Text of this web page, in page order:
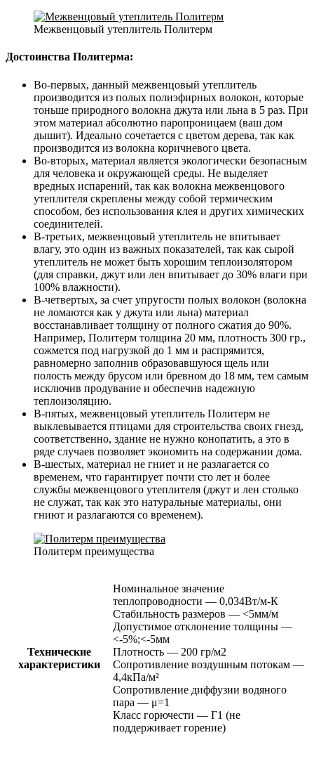
Межвенцовый утеплитель Политерм
Достоинства Политерма:
Во-первых, данный межвенцовый утеплитель
производится из полых полиэфирных волокон, которые
тоньше природного волокна джута или льна в 5 раз. При
этом материал абсолютно паропроницаем (ваш дом
дышит). Идеально сочетается с цветом дерева, так как
производится из волокна коричневого цвета.
Во-вторых, материал является экологически безопасным
для человека и окружающей среды. Не выделяет
вредных испарений, так как волокна межвенцового
утеплителя скреплены между собой термическим
способом, без использования клея и других химических
соединителей.
В-третьих, межвенцовый утеплитель не впитывает
влагу, это один из важных показателей, так как сырой
утеплитель не может быть хорошим теплоизолятором
(для справки, джут или лен впитывает до 30% влаги при
100% влажности).
В-четвертых, за счет упругости полых волокон (волокна
не ломаются как у джута или льна) материал
восстанавливает толщину от полного сжатия до 90%.
Например, Политерм толщина 20 мм, плотность 300 гр.,
сожмется под нагрузкой до 1 мм и распрямится,
равномерно заполнив образовавшуюся щель или
полость между брусом или бревном до 18 мм, тем самым
исключив продувание и обеспечив надежную
теплоизоляцию.
В-пятых, межвенцовый утеплитель Политерм не
выклевывается птицами для строительства своих гнезд,
соответственно, здание не нужно конопатить, а это в
ряде случаев позволяет экономить на содержании дома.
В-шестых, материал не гниет и не разлагается со
временем, что гарантирует почти сто лет и более
службы межвенцового утеплителя (джут и лен столько
не служат, так как это натуральные материалы, они
гниют и разлагаются со временем).
Политерм преимущества
Технические
характеристики
Номинальное значение
теплопроводности — 0,034Вт/м-К
Стабильность размеров — <5мм/м
Допустимое отклонение толщины —
<-5%;<-5мм
Плотность — 200 гр/м2
Сопротивление воздушным потокам —
4,4кПа/м²
Сопротивление диффузии водяного
пара — μ=1
Класс горючести — Г1 (не
поддерживает горение)